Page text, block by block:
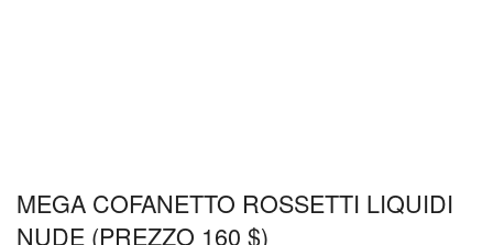
MEGA COFANETTO ROSSETTI LIQUIDI
NUDE (PREZZO 160 $)